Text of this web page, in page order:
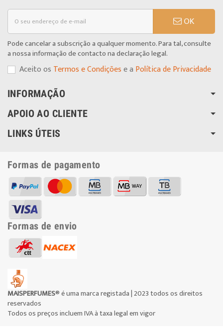
OK
Pode cancelar a subscrição a qualquer momento. Para tal, consulte
a nossa informação de contacto na declaração legal.
Aceito os Termos e Condiçõese a Política de Privacidade
INFORMAÇÃO
APOIO AO CLIENTE
LINKS ÚTEIS
Formas de pagamento
Formas de envio
MAISPERFUMES® é uma marca registada | 2023 todos os direitos
reservados
Todos os preços incluem IVA à taxa legal em vigor